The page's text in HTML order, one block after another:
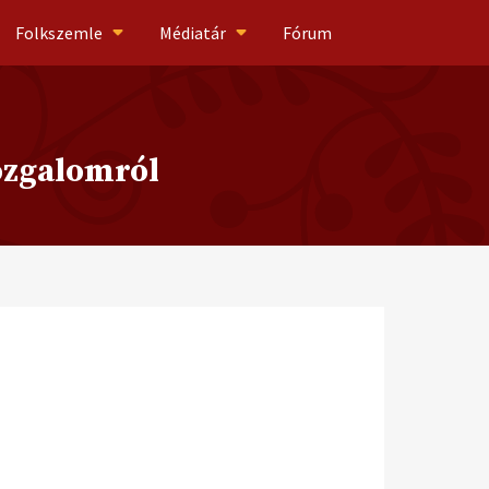
Folkszemle Médiatár Fórum